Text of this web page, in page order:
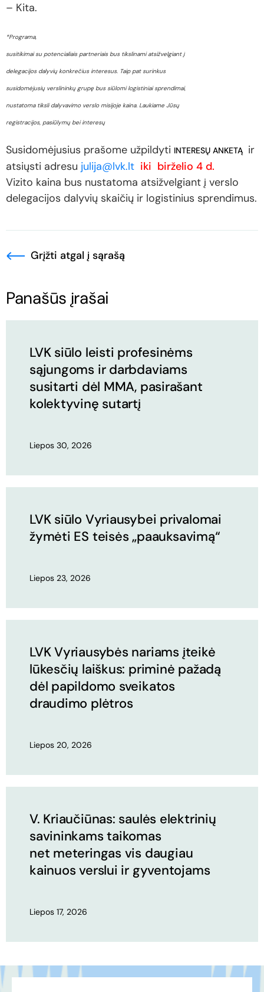
– Kita.
*Programa,
susitikimai su potencialiais partneriais bus tikslinami atsižvelgiant į
delegacijos dalyvių konkrečius interesus. Taip pat surinkus
susidomėjusių verslininkų grupę bus siūlomi logistiniai sprendimai,
nustatoma tiksli dalyvavimo verslo misijoje kaina. Laukiame Jūsų
registracijos, pasiūlymų bei interesų
Susidomėjusius prašome užpildyti INTERESŲ ANKETĄ ir
atsiųsti adresu julija@lvk.lt iki birželio 4 d.
Vizito kaina bus nustatoma atsižvelgiant į verslo
delegacijos dalyvių skaičių ir logistinius sprendimus.
Grįžti atgal į sąrašą
Panašūs įrašai
LVK siūlo leisti profesinėms
sąjungoms ir darbdaviams
susitarti dėl MMA, pasirašant
kolektyvinę sutartį
Liepos 30, 2026
LVK siūlo Vyriausybei privalomai
žymėti ES teisės „paauksavimą“
Liepos 23, 2026
LVK Vyriausybės nariams įteikė
lūkesčių laiškus: priminė pažadą
dėl papildomo sveikatos
draudimo plėtros
Liepos 20, 2026
V. Kriaučiūnas: saulės elektrinių
savininkams taikomas
net meteringas vis daugiau
kainuos verslui ir gyventojams
Liepos 17, 2026